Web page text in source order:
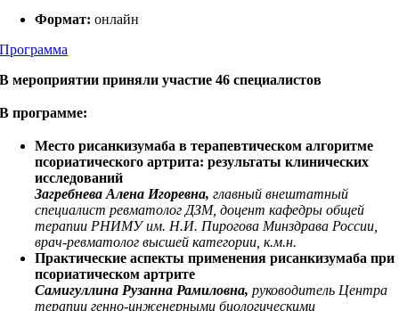
Формат: онлайн
Программа
В мероприятии приняли участие 46 специалистов
В программе:
Место рисанкизумаба в терапевтическом алгоритме
псориатического артрита: результаты клинических
исследований
Загребнева Алена Игоревна, главный внештатный
специалист ревматолог ДЗМ, доцент кафедры общей
терапии РНИМУ им. Н.И. Пирогова Минздрава России,
врач-ревматолог высшей категории, к.м.н.
Практические аспекты применения рисанкизумаба при
псориатическом артрите
Самигуллина Рузанна Рамиловна,руководитель Центра
терапии генно-инженерными биологическими